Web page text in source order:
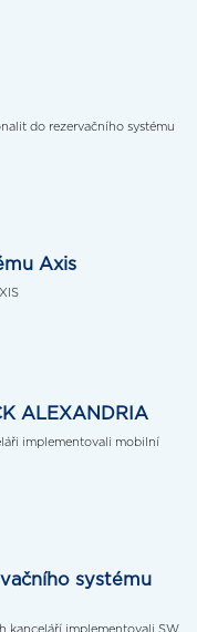
do rezervačního systému
Axis
ALEXANDRIA
implementovali mobilní
systému